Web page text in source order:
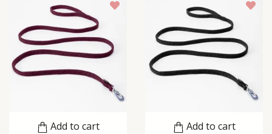
Add to cart Add to cart